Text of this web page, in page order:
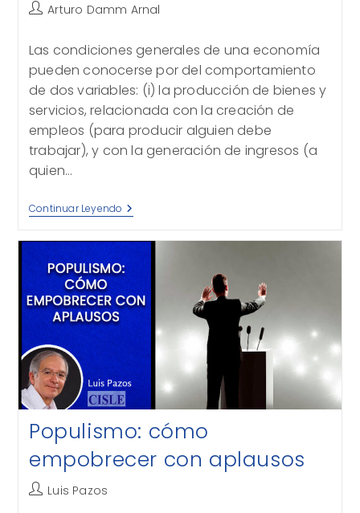
Autor
la
entrada:
Arturo Damm Arnal
Las condiciones generales de una economía
pueden conocerse por del comportamiento
de dos variables: (i) la producción de bienes y
servicios, relacionada con la creación de
empleos (para producir alguien debe
trabajar), y con la generación de ingresos (a
quien…
Continuar Leyendo Panorama
Económico
Populismo: cómo
empobrecer con aplausos
AutorLuis Pazos